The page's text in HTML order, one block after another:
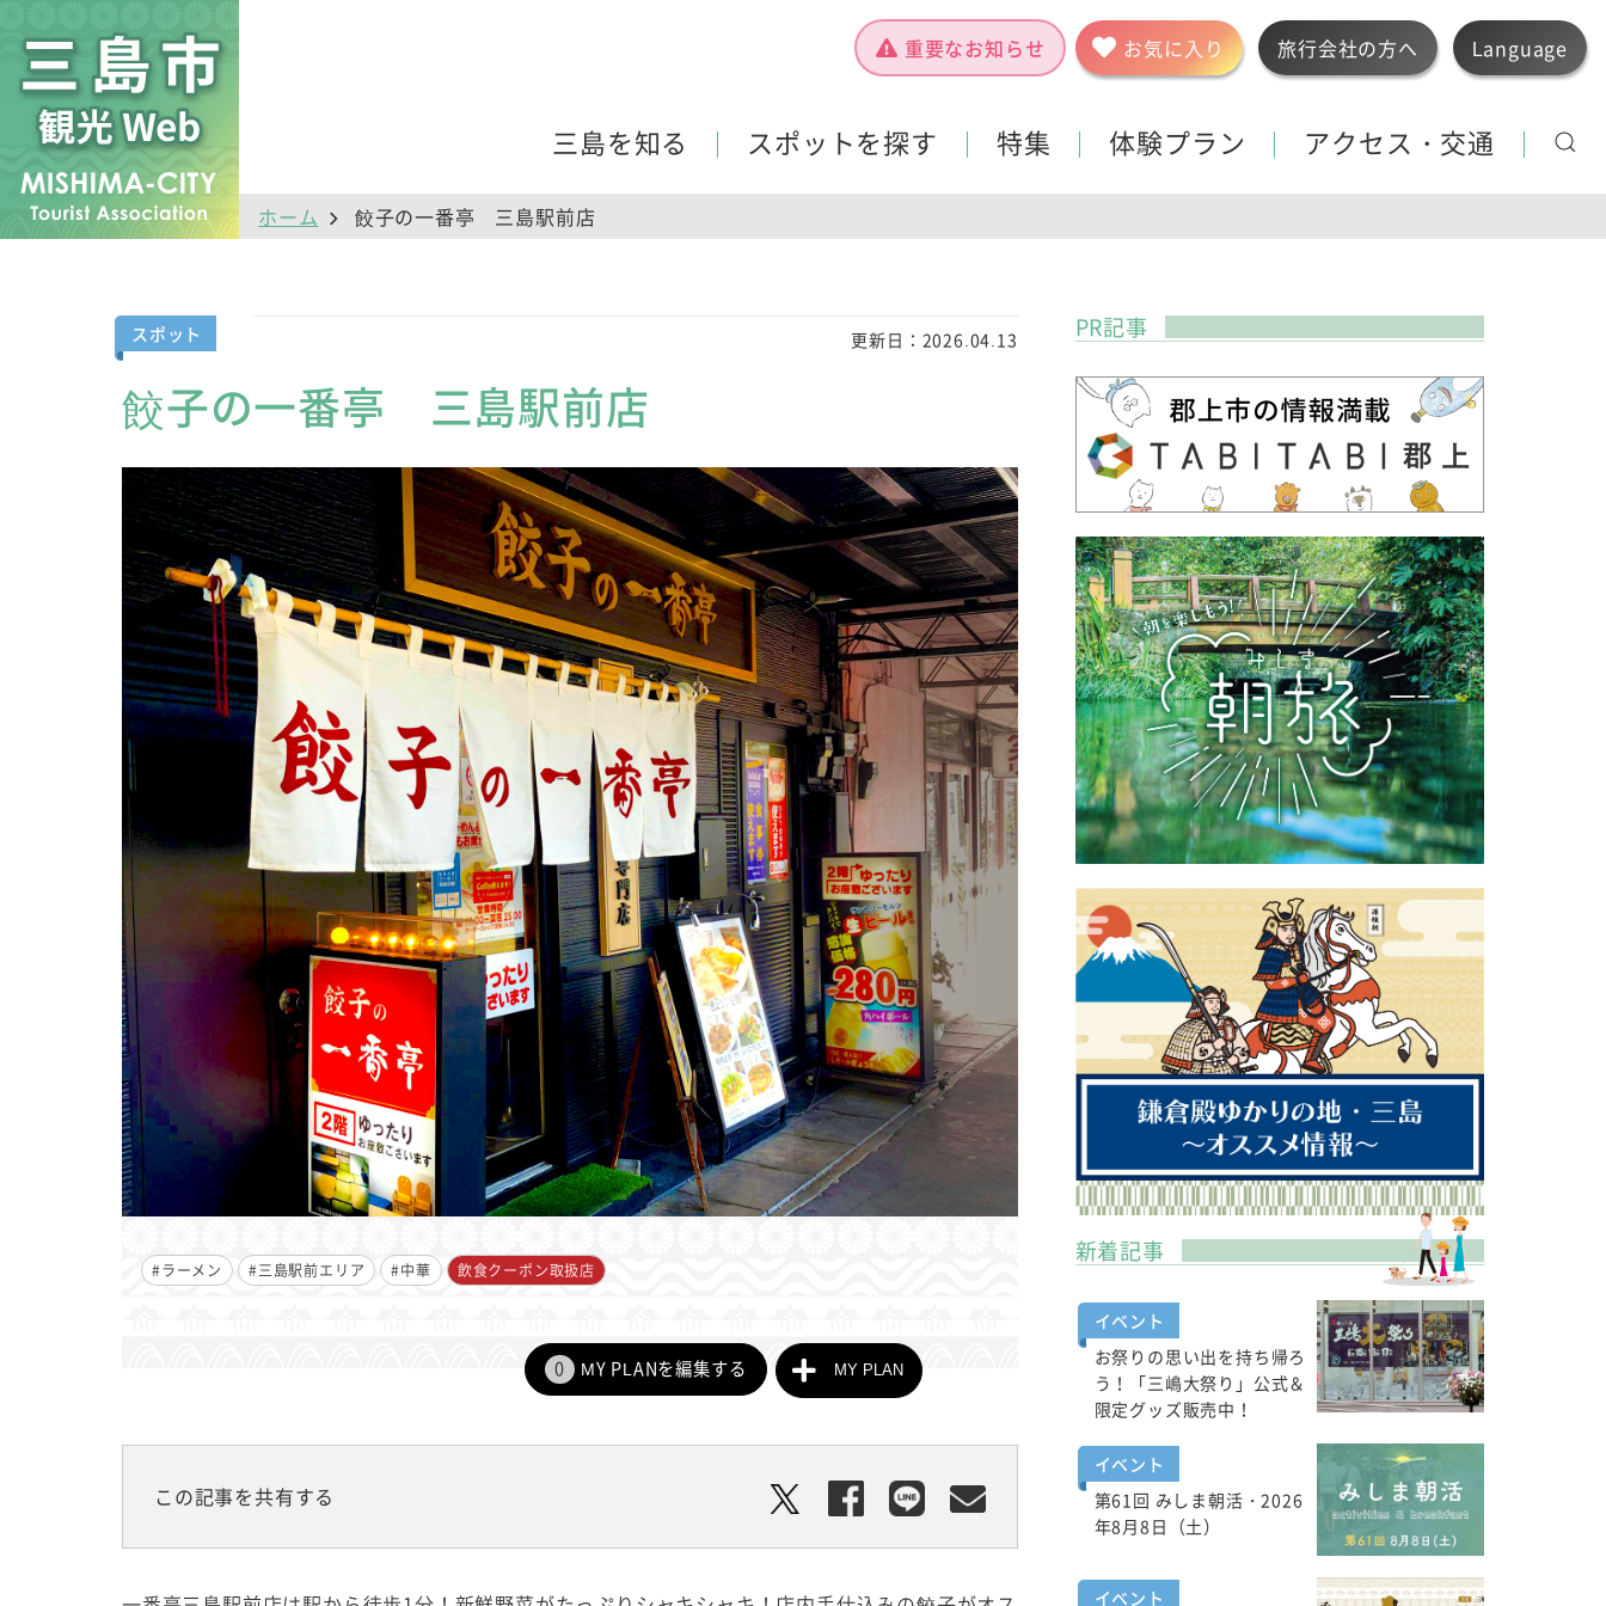
重要なお知らせ お気に入り 旅行会社の方へ Language
三島を知る スポットを探す 特集 体験プラン アクセス・交通
ホーム 餃子の一番亭 三島駅前店
スポット 更新日： 2026.04.13
餃子の一番亭 三島駅前店
#ラーメン #三島駅前エリア #中華 飲食クーポン取扱店
MY PLAN
0 MY PLANを編集する
この記事を共有する
PR記事
新着記事
イベント
お祭りの思い出を持ち帰ろ
う！「三嶋大祭り」公式＆
限定グッズ販売中！
イベント
第61回 みしま朝活・2026
年8月8日（土）
イベント